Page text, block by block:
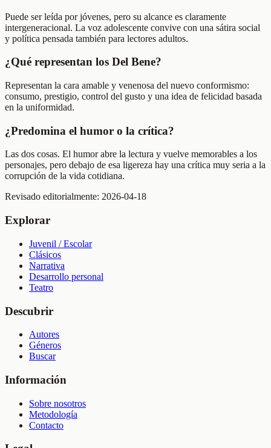
Puede ser leída por jóvenes, pero su alcance es claramente
intergeneracional. La voz adolescente convive con una sátira social
y política pensada también para lectores adultos.
¿Qué representan los Del Bene?
Representan la cara amable y venenosa del nuevo conformismo:
consumo, prestigio, control del gusto y una idea de felicidad basada
en la uniformidad.
¿Predomina el humor o la crítica?
Las dos cosas. El humor abre la lectura y vuelve memorables a los
personajes, pero debajo de esa ligereza hay una crítica muy seria a la
corrupción de la vida cotidiana.
Revisado editorialmente: 2026-04-18
Explorar
Juvenil / Escolar
Clásicos
Narrativa
Desarrollo personal
Teatro
Descubrir
Autores
Géneros
Buscar
Información
Sobre nosotros
Metodología
Contacto